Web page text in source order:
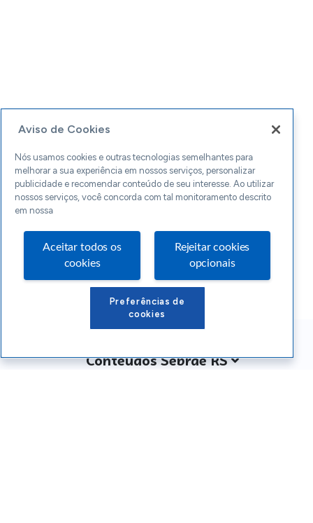
Conteúdos Sebrae RS
Aviso de Cookies
Nós usamos cookies e outras tecnologias semelhantes para
melhorar a sua experiência em nossos serviços, personalizar
publicidade e recomendar conteúdo de seu interesse. Ao utilizar
nossos serviços, você concorda com tal monitoramento descrito
em nossa
Aceitar todos os
cookies
Rejeitar cookies
opcionais
Preferências de
cookies